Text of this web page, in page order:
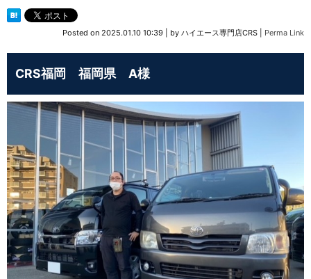
Posted on 2025.01.10 10:39 by ハイエース専門店CRS Perma Link
CRS福岡 福岡県 A様